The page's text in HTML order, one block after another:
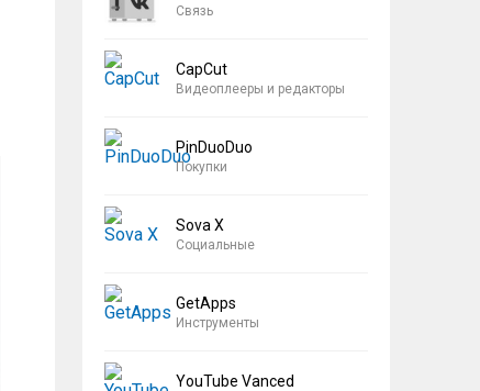
Связь
CapCut
Видеоплееры и редакторы
PinDuoDuo
Покупки
Sova X
Социальные
GetApps
Инструменты
YouTube Vanced